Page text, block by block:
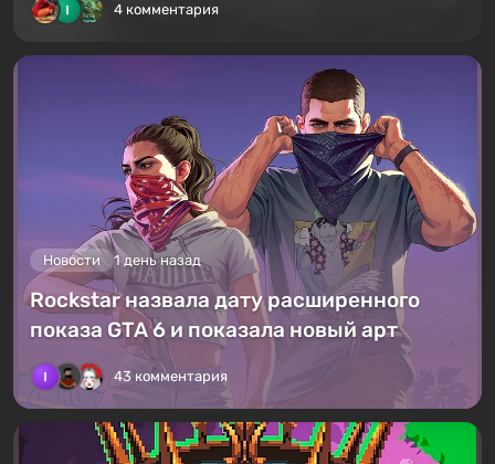
4 комментария
Новости 1 день назад
Rockstar назвала дату расширенного
показа GTA 6 и показала новый арт
43 комментария